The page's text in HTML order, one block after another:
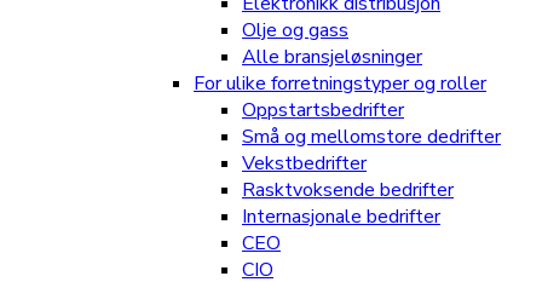
Olje og gass
Alle bransjeløsninger
For ulike forretningstyper og roller
Oppstartsbedrifter
Små og mellomstore dedrifter
Vekstbedrifter
Rasktvoksende bedrifter
Internasjonale bedrifter
CEO
CIO